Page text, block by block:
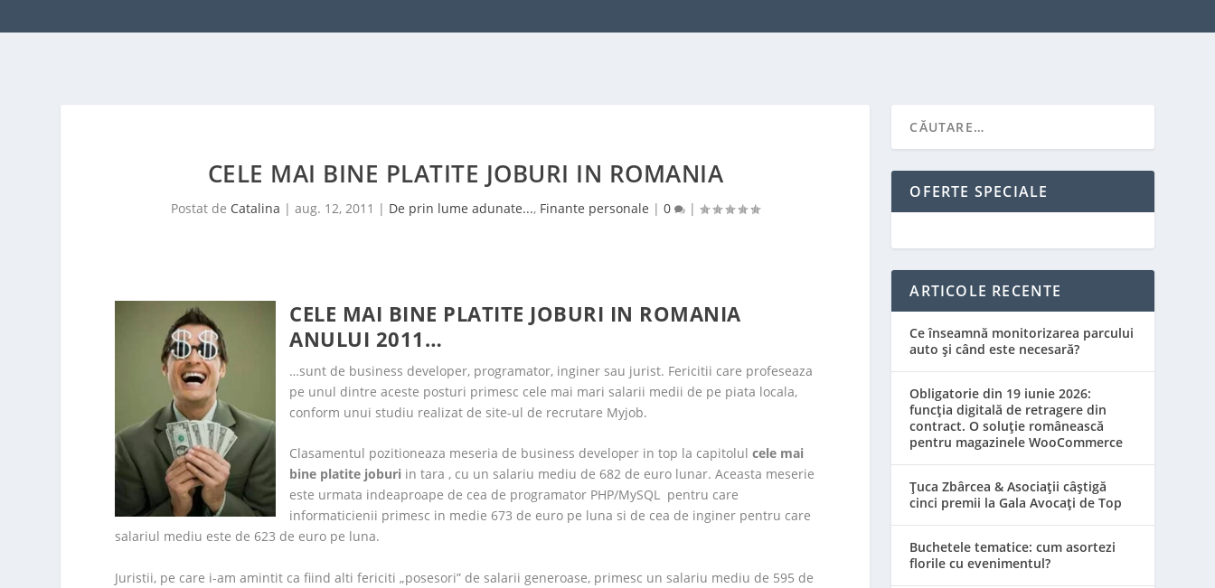
CELE MAI BINE PLATITE JOBURI IN ROMANIA
Postat de Catalina |aug. 12, 2011 | De prin lume adunate..., Finante personale |0 |
CELE MAI BINE PLATITE JOBURI IN ROMANIA
ANULUI 2011…
…sunt de business developer, programator, inginer sau jurist. Fericitii care profeseaza
pe unul dintre aceste posturi primesc cele mai mari salarii medii de pe piata locala,
conform unui studiu realizat de site-ul de recrutare Myjob.
Clasamentul pozitioneaza meseria de business developer in top la capitolulcele mai
bine platite joburi in tara , cu un salariu mediu de 682 de euro lunar. Aceasta meserie
este urmata indeaproape de cea de programator PHP/MySQL pentru care
informaticienii primesc in medie 673 de euro pe luna si de cea de inginer pentru care
salariul mediu este de 623 de euro pe luna.
Juristii, pe care i-am amintit ca fiind alti fericiti „posesori” de salarii generoase, primesc un salariu mediu de 595 de
OFERTE SPECIALE
ARTICOLE RECENTE
Ce înseamnă monitorizarea parcului
auto și când este necesară?
Obligatorie din 19 iunie 2026:
funcția digitală de retragere din
contract. O soluție românească
pentru magazinele WooCommerce
Țuca Zbârcea & Asociații câștigă
cinci premii la Gala Avocați de Top
Buchetele tematice: cum asortezi
florile cu evenimentul?